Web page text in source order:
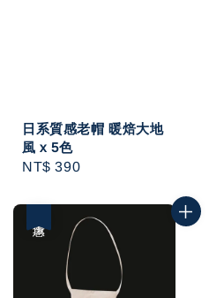
日系質感老帽 暖焙大地
風 x 5色
Regular
NT$ 390